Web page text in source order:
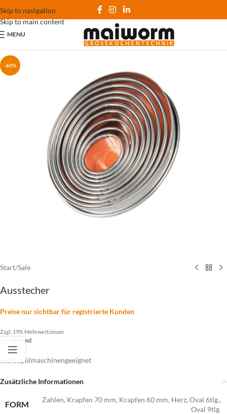
Skip to navigation
Skip to main content
MENU
-60%
Start/Sale
Ausstecher
Preise nur sichtbar für registrierte Kunden
Zzgl. 19% Mehrwertsteuer
Versand
nicht spülmaschinengeeignet
Zusätzliche Informationen
FORM Zahlen, Krapfen 70 mm, Krapfen 60 mm, Herz, Oval 6tlg.,
Oval 9tlg.